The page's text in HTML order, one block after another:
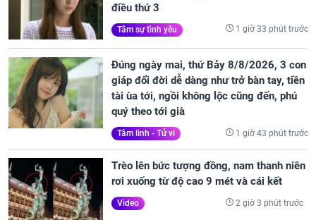
điều thứ 3
Tâm sự tình yêu 1 giờ 33 phút trước
Đúng ngày mai, thứ Bảy 8/8/2026, 3 con
giáp đổi đời dễ dàng như trở bàn tay, tiền
tài ùa tới, ngồi không lộc cũng đến, phú
quý theo tới già
Tâm linh - Tử vi 1 giờ 43 phút trước
Trèo lên bức tượng đồng, nam thanh niên
rơi xuống từ độ cao 9 mét và cái kết
Video 2 giờ 3 phút trước